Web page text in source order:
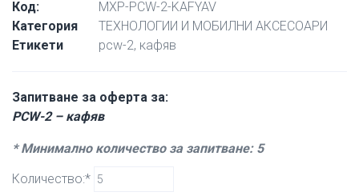
Код:
MXP-PCW-2-KAFYAV
Категория
ТЕХНОЛОГИИ И МОБИЛНИ АКСЕСОАРИ
Етикети
pcw-2, кафяв
Запитване за оферта за:
PCW-2 – кафяв
* Минимално количество за запитване: 5
Количество:*